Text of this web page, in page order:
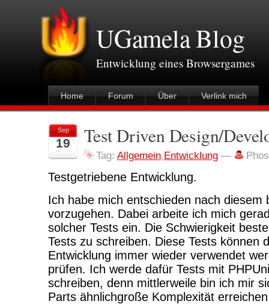
UGamela Blog
Entwicklung eines Browsergames
Home Forum Über Verlink mich
Sep
19 Test Driven Design/
Tag: Allgemein,Entwicklung —
Testgetriebene Entwicklung.
Ich habe mich entschieden nach diesem
vorzugehen. Dabei arbeite ich mich
solcher Tests ein. Die Schwierigkeit
Tests zu schreiben. Diese Tests können
Entwicklung immer wieder verwendet
prüfen. Ich werde dafür Tests mit
schreiben, denn mittlerweile bin ich mir
Parts ähnlichgroße Komplexität